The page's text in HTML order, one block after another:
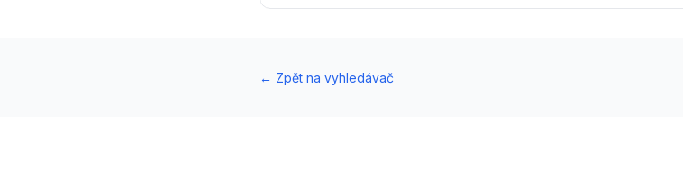
← Zpět na vyhledávač